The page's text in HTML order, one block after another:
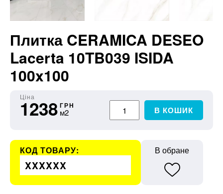
Плитка CERAMICA DESEO
Lacerta 10TB039 ISIDA
100x100
Ціна
1238 ГРН
м2 В КОШИК
КОД ТОВАРУ:
XXXXXX
В обране